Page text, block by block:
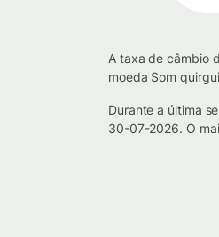
A taxa de câmbio
moeda Som
Durante a última
30-07-2026. O